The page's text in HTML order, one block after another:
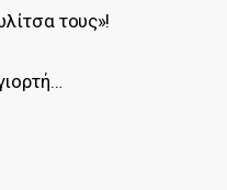
τους»!